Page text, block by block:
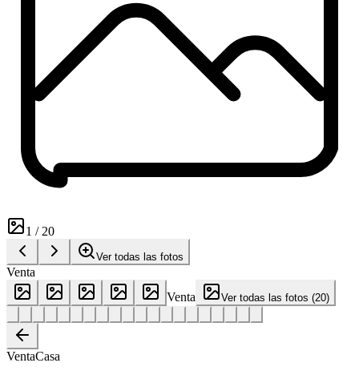
1 /20
Ver todas las fotos
Venta
Venta
Ver todas las fotos (20)
VentaCasa